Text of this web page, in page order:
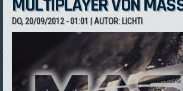
MULTIPLAYER VON
DO, 20/09/2012 - 01:01 | AUTOR: LICHTI